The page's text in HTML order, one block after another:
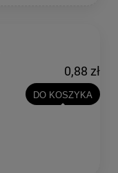
0,88 zł
DO KOSZYKA